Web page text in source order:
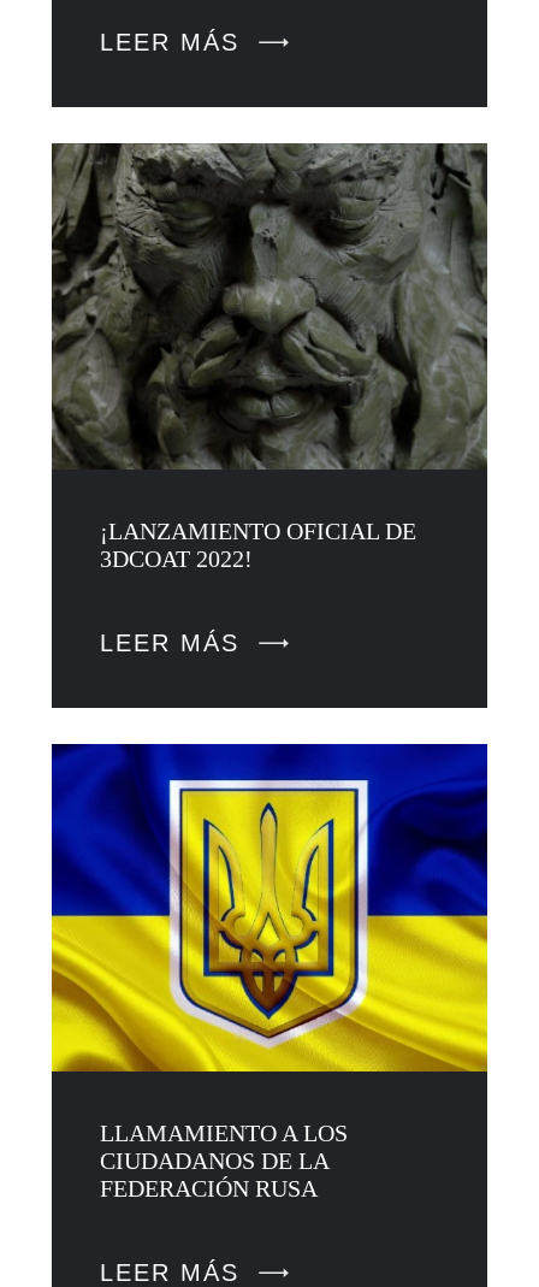
LEER MÁS
¡LANZAMIENTO OFICIAL DE
3DCOAT 2022!
LEER MÁS
LLAMAMIENTO A LOS
CIUDADANOS DE LA
FEDERACIÓN RUSA
LEER MÁS